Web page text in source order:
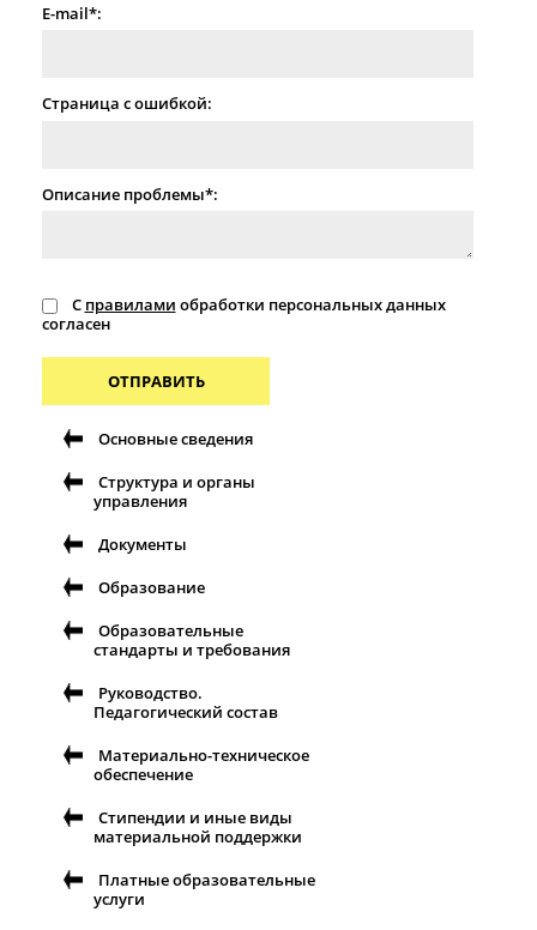
E-mail*:
Страница с ошибкой:
Описание проблемы*:
С правилами обработки персональных данных
согласен
ОТПРАВИТЬ
Основные сведения
Структура и органы
управления
Документы
Образование
Образовательные
стандарты и требования
Руководство.
Педагогический состав
Материально-техническое
обеспечение
Стипендии и иные виды
материальной поддержки
Платные образовательные
услуги